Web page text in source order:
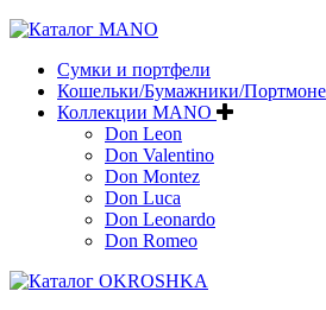
Сумки и портфели
Кошельки/Бумажники/
Коллекции MANO
Don Leon
Don Valentino
Don Montez
Don Luca
Don Leonardo
Don Romeo